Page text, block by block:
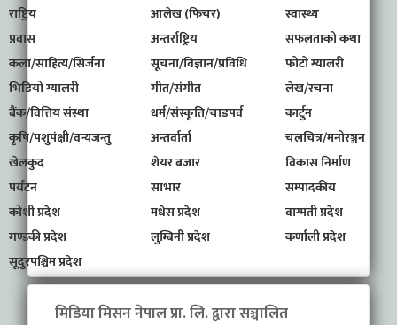
राष्ट्रिय
आलेख (फिचर)
स्वास्थ्य
प्रवास
अन्तर्राष्ट्रिय
सफलताको कथा
कला/साहित्य/सिर्जना
सूचना/विज्ञान/प्रविधि
फोटो ग्यालरी
भिडियो ग्यालरी
गीत/संगीत
लेख/रचना
बैंक/वित्तिय संस्था
धर्म/संस्कृति/चाडपर्व
कार्टुन
कृषि/पशुपंक्षी/वन्यजन्तु
अन्तर्वार्ता
चलचित्र/मनोरञ्जन
खेलकुद
शेयर बजार
विकास निर्माण
पर्यटन
साभार
सम्पादकीय
कोशी प्रदेश
मधेस प्रदेश
वाग्मती प्रदेश
गण्डकी प्रदेश
लुम्बिनी प्रदेश
कर्णाली प्रदेश
सूदुरपश्चिम प्रदेश
मिडिया मिसन नेपाल प्रा. लि. द्वारा सञ्चालित